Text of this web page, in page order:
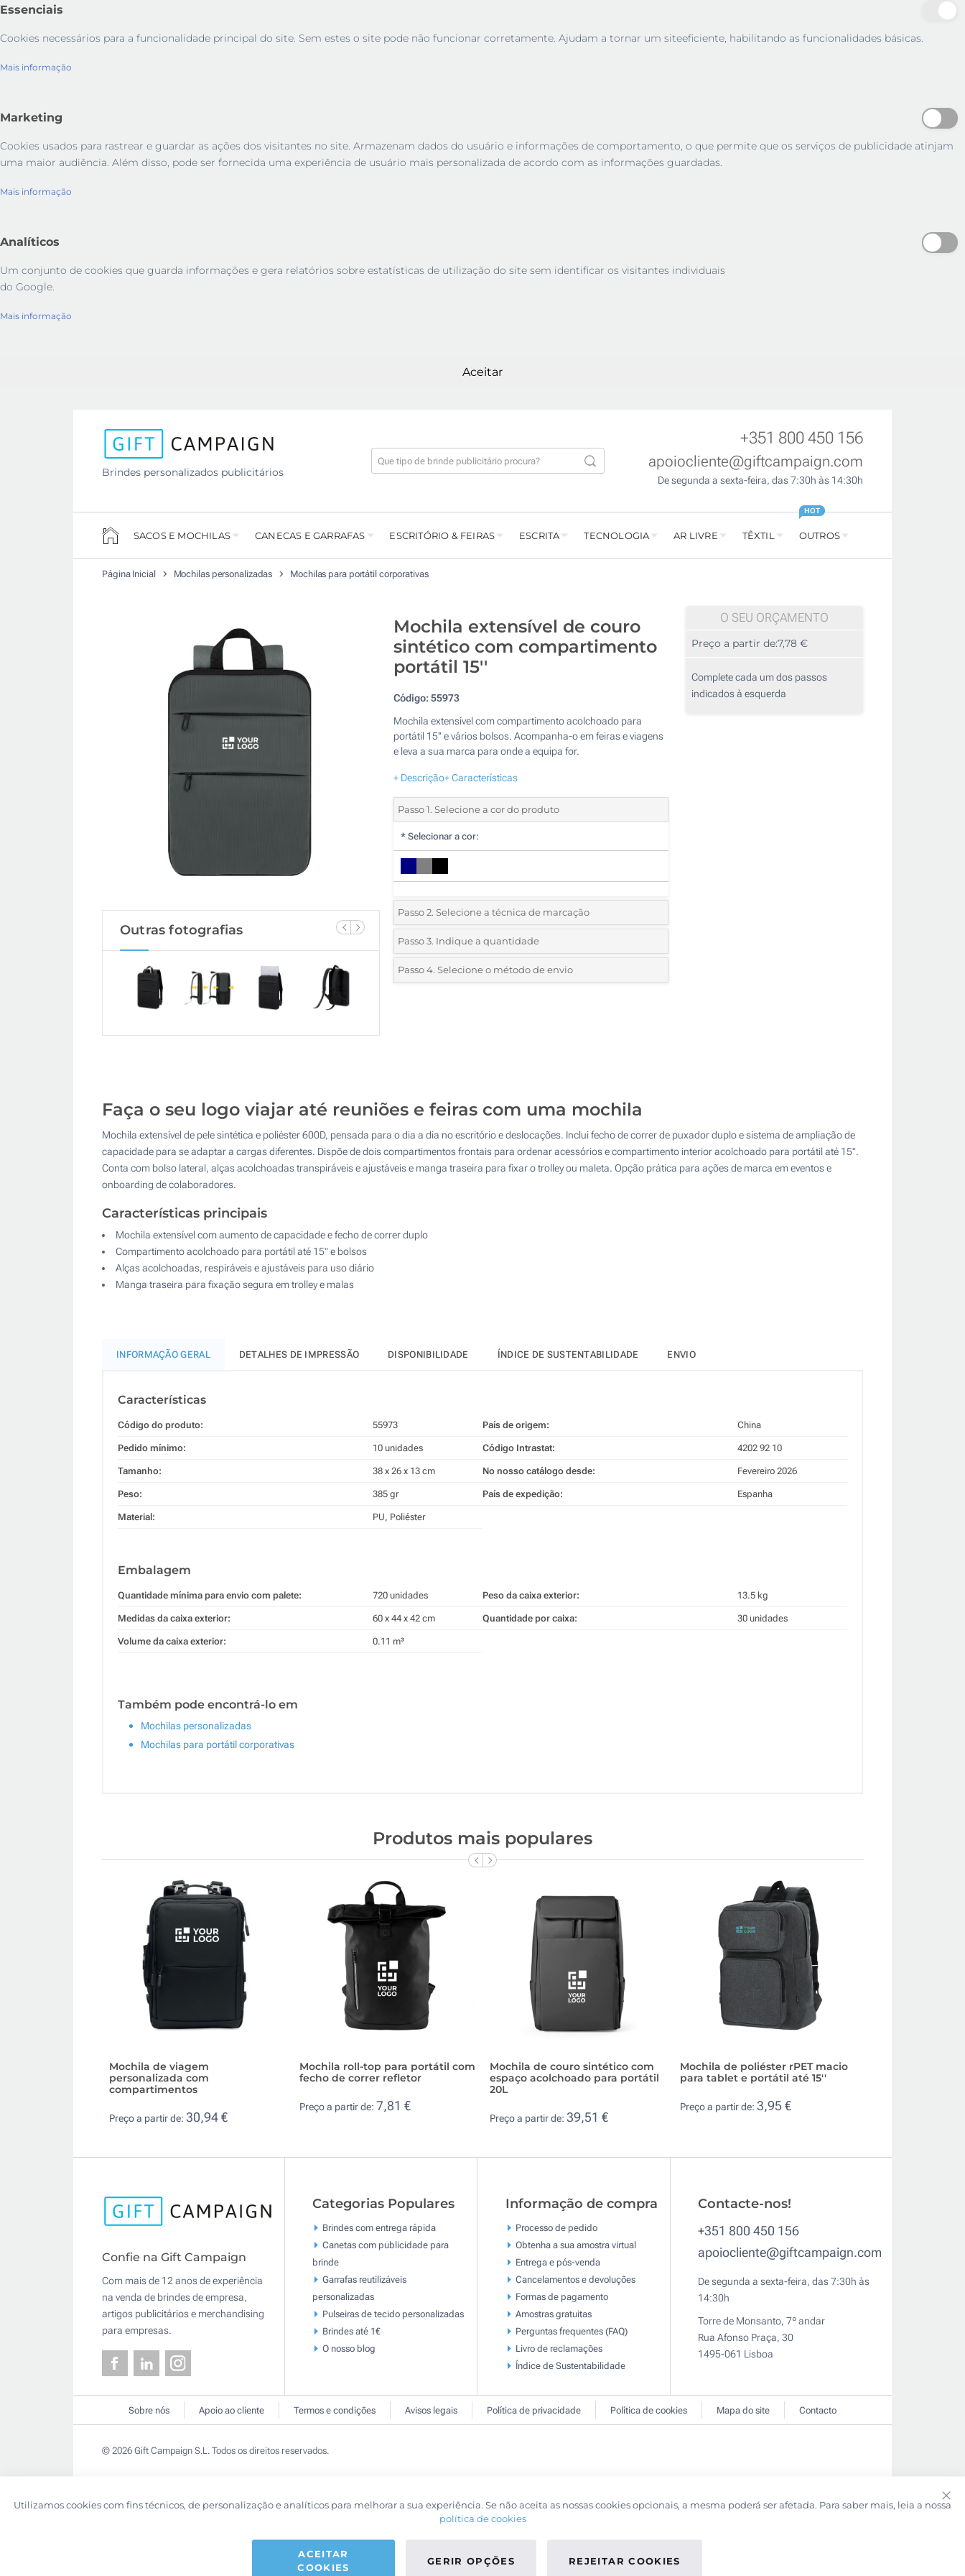
Essenciais
Cookies necessários para a funcionalidade principal do site. Sem estes o site pode não funcionar corretamente. Ajudam a tornar um siteeficiente, habilitando as funcionalidades básicas.
Mais informação
Marketing
Cookies usados ​​para rastrear e guardar as ações dos visitantes no site. Armazenam dados do usuário e informações de comportamento, o que permite que os serviços de publicidade atinjam
uma maior audiência. Além disso, pode ser fornecida uma experiência de usuário mais personalizada de acordo com as informações guardadas.
Mais informação
Analíticos
Um conjunto de cookies que guarda informações e gera relatórios sobre estatísticas de utilização do site sem identificar os visitantes individuais
do Google.
Mais informação
Aceitar
Brindes personalizados publicitários
+351 800 450 156
apoiocliente@giftcampaign.com
De segunda a sexta-feira, das 7:30h às 14:30h
SACOS E MOCHILAS CANECAS E GARRAFAS ESCRITÓRIO & FEIRAS ESCRITA TECNOLOGIA AR LIVRE TÊXTIL OUTROS
HOT
Página Inicial Mochilas personalizadas Mochilas para portátil corporativas
Outras fotografias
Mochila extensível de couro
sintético com compartimento
portátil 15''
Código:55973
Mochila extensível com compartimento acolchoado para
portátil 15'' e vários bolsos. Acompanha-o em feiras e viagens
e leva a sua marca para onde a equipa for.
+ Descrição+ Características
Passo 1. Selecione a cor do produto
* Selecionar a cor:
Passo 2. Selecione a técnica de marcação
*Selecione o tipo de marcação e as cores do logotipo:
1 Cor (Na frente)
Transferência digital a cores (Na frente)
Sem impressão
Passo 3. Indique a quantidade
*Quantidade mínima:10
100
200
Outra : Atualizar
Passo 4. Selecione o método de envio
O SEU ORÇAMENTO
Preço a partir de:7,78 €
Complete cada um dos passos
indicados à esquerda
Faça o seu logo viajar até reuniões e feiras com uma mochila
Mochila extensível de pele sintética e poliéster 600D, pensada para o dia a dia no escritório e deslocações. Inclui fecho de correr de puxador duplo e sistema de ampliação de
capacidade para se adaptar a cargas diferentes. Dispõe de dois compartimentos frontais para ordenar acessórios e compartimento interior acolchoado para portátil até 15".
Conta com bolso lateral, alças acolchoadas transpiráveis e ajustáveis e manga traseira para fixar o trolley ou maleta. Opção prática para ações de marca em eventos e
onboarding de colaboradores.
Características principais
Mochila extensível com aumento de capacidade e fecho de correr duplo
Compartimento acolchoado para portátil até 15" e bolsos
Alças acolchoadas, respiráveis e ajustáveis para uso diário
Manga traseira para fixação segura em trolley e malas
INFORMAÇÃO GERAL DETALHES DE IMPRESSÃO DISPONIBILIDADE ÍNDICE DE SUSTENTABILIDADE ENVIO
Características
Código do produto: 55973
Pedido mínimo: 10 unidades
Tamanho: 38 x 26 x 13 cm
Peso: 385 gr
Material: PU, Poliéster
País de origem: China
Código Intrastat: 4202 92 10
No nosso catálogo desde: Fevereiro 2026
País de expedição: Espanha
Embalagem
Quantidade mínima para envio com palete: 720 unidades
Medidas da caixa exterior: 60 x 44 x 42 cm
Volume da caixa exterior: 0.11 m³
Peso da caixa exterior: 13.5 kg
Quantidade por caixa: 30 unidades
Também pode encontrá-lo em
Mochilas personalizadas
Mochilas para portátil corporativas
Produtos mais populares
Mochila de viagem
personalizada com
compartimentos
Preço a partir de: 30,94 €
Mochila roll-top para portátil com
fecho de correr refletor
Preço a partir de: 7,81 €
Mochila de couro sintético com
espaço acolchoado para portátil
20L
Preço a partir de: 39,51 €
Mochila de poliéster rPET macio
para tablet e portátil até 15''
Preço a partir de: 3,95 €
Confie na Gift Campaign
Com mais de 12 anos de experiência
na venda de brindes de empresa,
artigos publicitários e merchandising
para empresas.
Categorias Populares
Brindes com entrega rápida
Canetas com publicidade para
brinde
Garrafas reutilizáveis
personalizadas
Pulseiras de tecido personalizadas
Brindes até 1€
O nosso blog
Informação de compra
Processo de pedido
Obtenha a sua amostra virtual
Entrega e pós-venda
Cancelamentos e devoluções
Formas de pagamento
Amostras gratuitas
Perguntas frequentes (FAQ)
Livro de reclamaçōes
Índice de Sustentabilidade
Contacte-nos!
+351 800 450 156
apoiocliente@giftcampaign.com
De segunda a sexta-feira, das 7:30h às
14:30h
Torre de Monsanto, 7º andar
Rua Afonso Praça, 30
1495-061 Lisboa
Sobre nós Apoio ao cliente Termos e condições Avisos legais Política de privacidade Política de cookies Mapa do site Contacto
© 2026 Gift Campaign S.L. Todos os direitos reservados.
Utilizamos cookies com fins técnicos, de personalização e analíticos para melhorar a sua experiência. Se não aceita as nossas cookies opcionais, a mesma poderá ser afetada. Para saber mais, leia a nossa
política de cookies
ACEITAR
COOKIES
GERIR OPÇÕES REJEITAR COOKIES